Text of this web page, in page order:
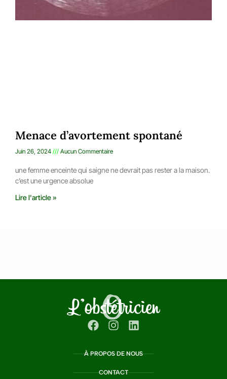
Menace d’avortement spontané
Juin 26, 2024 Aucun Commentaire
une femme enceinte qui saigne ne devrait pas rester a la maison.
c’est une urgence absolue
Lire l'article »
À PROPOS DE NOUS
CONTACT